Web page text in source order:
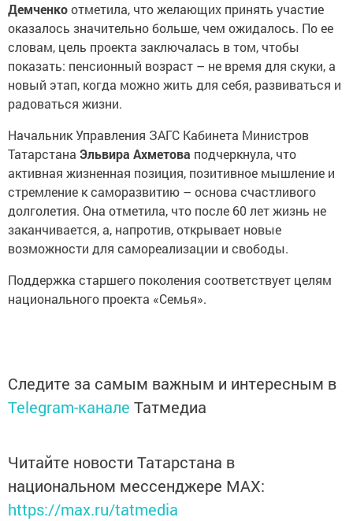
Демченкоотметила, что желающих принять участие
оказалось значительно больше, чем ожидалось. По ее
словам, цель проекта заключалась в том, чтобы
показать: пенсионный возраст – не время для скуки, а
новый этап, когда можно жить для себя, развиваться и
радоваться жизни.
Начальник Управления ЗАГС Кабинета Министров
Татарстана Эльвира Ахметова подчеркнула, что
активная жизненная позиция, позитивное мышление и
стремление к саморазвитию – основа счастливого
долголетия. Она отметила, что после 60 лет жизнь не
заканчивается, а, напротив, открывает новые
возможности для самореализации и свободы.
Поддержка старшего поколения соответствует целям
национального проекта «Семья».
Следите за самым важным и интересным в
Telegram-канале Татмедиа
Читайте новости Татарстана в
национальном мессенджере MАХ:
https://max.ru/tatmedia